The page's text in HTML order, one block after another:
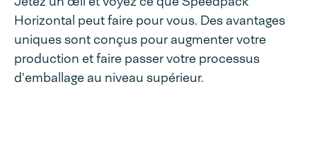
Horizontal peut faire pour vous. Des avantages
uniques sont conçus pour augmenter votre
production et faire passer votre processus
d'emballage au niveau supérieur.